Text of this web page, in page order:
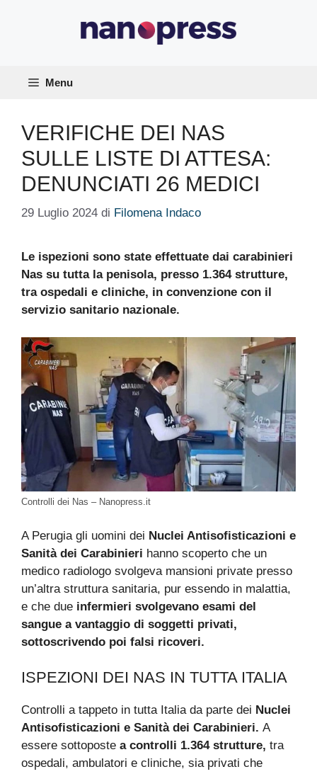
Menu
VERIFICHE DEI NAS
SULLE LISTE DI ATTESA:
DENUNCIATI 26 MEDICI
29 Luglio 2024 di Filomena Indaco
Le ispezioni sono state effettuate dai carabinieri
Nas su tutta la penisola, presso 1.364 strutture,
tra ospedali e cliniche, in convenzione con il
servizio sanitario nazionale.
Controlli dei Nas – Nanopress.it
A Perugia gli uomini dei Nuclei Antisofisticazioni e
Sanità dei Carabinieri hanno scoperto che un
medico radiologo svolgeva mansioni private presso
un’altra struttura sanitaria, pur essendo in malattia,
e che due infermieri svolgevano esami del
sangue a vantaggio di soggetti privati,
sottoscrivendo poi falsi ricoveri.
ISPEZIONI DEI NAS IN TUTTA ITALIA
Controlli a tappeto in tutta Italia da parte dei Nuclei
Antisofisticazioni e Sanità dei Carabinieri. A
essere sottoposte a controlli 1.364 strutture, tra
ospedali, ambulatori e cliniche, sia privati che